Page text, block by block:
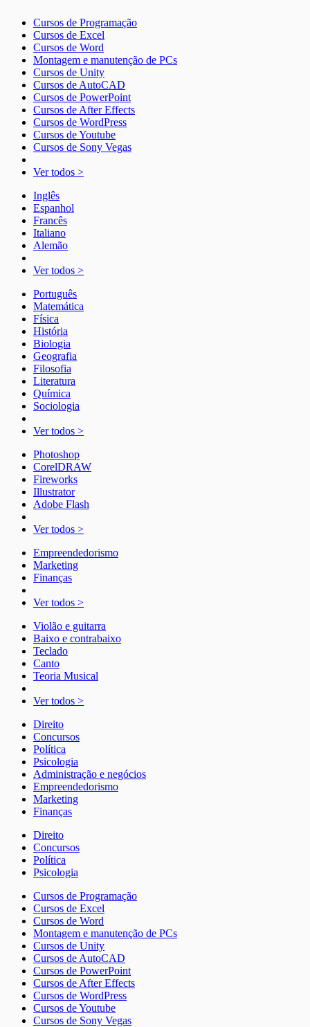
Cursos de Programação
Cursos de Excel
Cursos de Word
Montagem e manutenção de PCs
Cursos de Unity
Cursos de AutoCAD
Cursos de PowerPoint
Cursos de After Effects
Cursos de WordPress
Cursos de Youtube
Cursos de Sony Vegas
Ver todos >
Inglês
Espanhol
Francês
Italiano
Alemão
Ver todos >
Português
Matemática
Física
História
Biologia
Geografia
Filosofia
Literatura
Química
Sociologia
Ver todos >
Photoshop
CorelDRAW
Fireworks
Illustrator
Adobe Flash
Ver todos >
Empreendedorismo
Marketing
Finanças
Ver todos >
Violão e guitarra
Baixo e contrabaixo
Teclado
Canto
Teoria Musical
Ver todos >
Direito
Concursos
Política
Psicologia
Administração e negócios
Empreendedorismo
Marketing
Finanças
Direito
Concursos
Política
Psicologia
Cursos de Programação
Cursos de Excel
Cursos de Word
Montagem e manutenção de PCs
Cursos de Unity
Cursos de AutoCAD
Cursos de PowerPoint
Cursos de After Effects
Cursos de WordPress
Cursos de Youtube
Cursos de Sony Vegas